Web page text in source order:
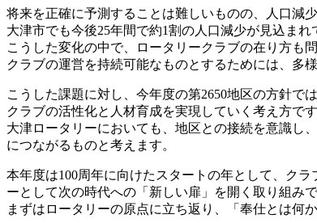
将来を正確に予測することは難しいものの、人口減
大津市でも今後25年間で約1割の人口減少が見込まれ
こうした変化の中で、ロータリークラブの在り方も
クラブの運営を持続可能なものとするためには、多
こうした課題に対し、今年度の第2650地区の方針で
クラブの活性化と人材育成を実現していく考え方です
大津ロータリーにおいても、地区との接続を意識し
につながるものと考えます。
本年度は100周年に向けたスタートの年として、ク
ーとして次の時代への「新しい扉」を開く取り組みで
まずはロータリーの原点に立ち返り、「奉仕とは何